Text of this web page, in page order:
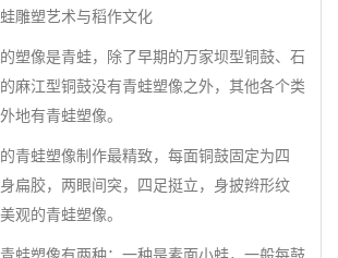
塑艺术与稻作文化
像是青蛙，除了早期的万家坝型铜鼓、石
麻江型铜鼓没有青蛙塑像之外，其他各个类
地有青蛙塑像。
蛙塑像制作最精致，每面铜鼓固定为四
扁胶，两眼间突，四足挺立，身披辫形纹
观的青蛙塑像。